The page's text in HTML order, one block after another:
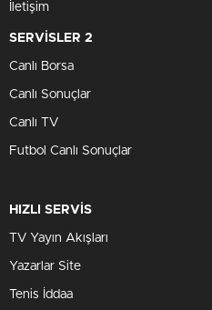
İletişim
SERVİSLER 2
Canlı Borsa
Canlı Sonuçlar
Canlı TV
Futbol Canlı Sonuçlar
HIZLI SERVİS
TV Yayın Akışları
Yazarlar Site
Tenis İddaa